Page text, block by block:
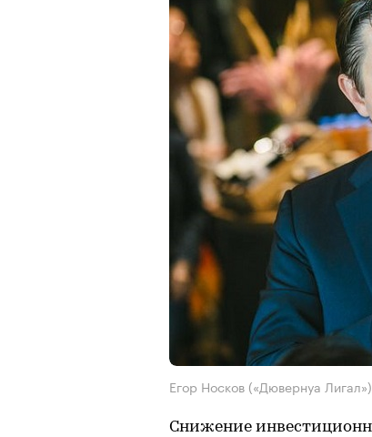
Егор Носков («Дювернуа Лигал»)
Снижение